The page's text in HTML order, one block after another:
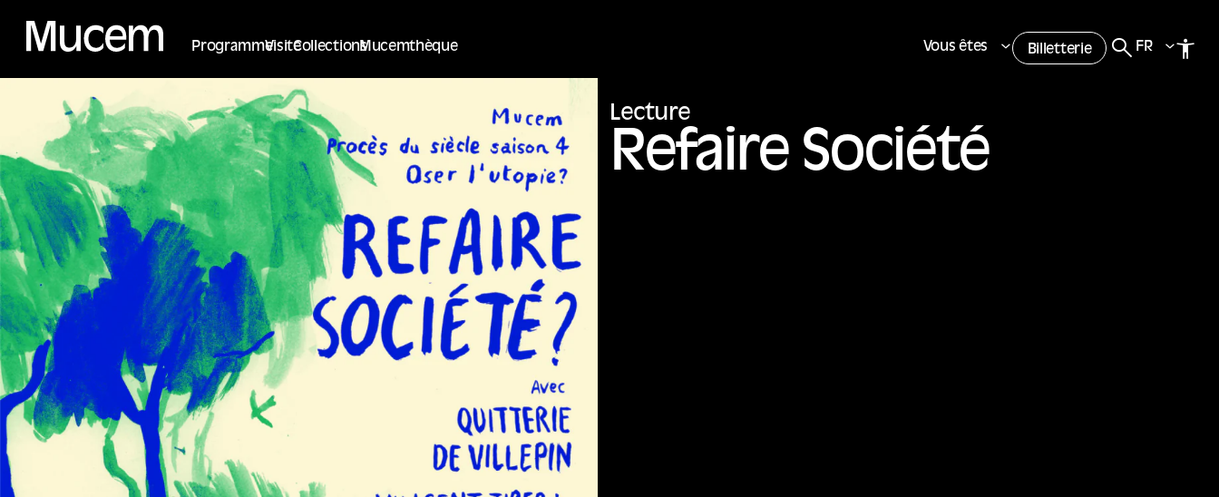
ProgrammeVisiteCollectionsMucemthèque Vous êtes Billetterie FR
Lecture
Refaire Société